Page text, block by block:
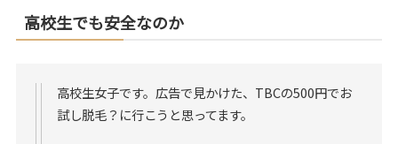
高校生でも安全なのか
高校生女子です。広告で見かけた、TBCの500円でお
試し脱毛？に行こうと思ってます。